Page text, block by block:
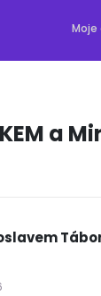
Moje
a